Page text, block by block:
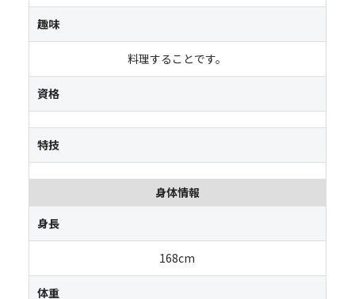
趣味
料理することです。
資格
特技
身体情報
身長
168cm
体重